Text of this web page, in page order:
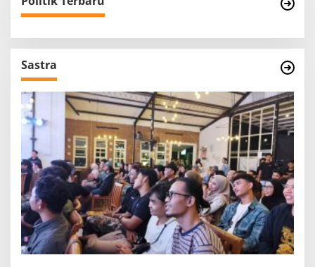
Sastra